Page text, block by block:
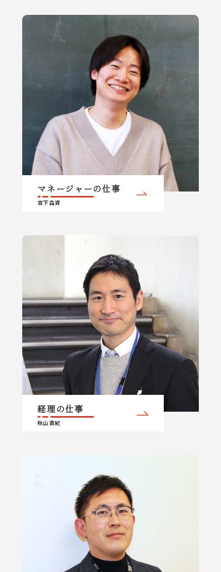
マネージャーの仕事
宮下 森資
経理の仕事
秋山 直紀